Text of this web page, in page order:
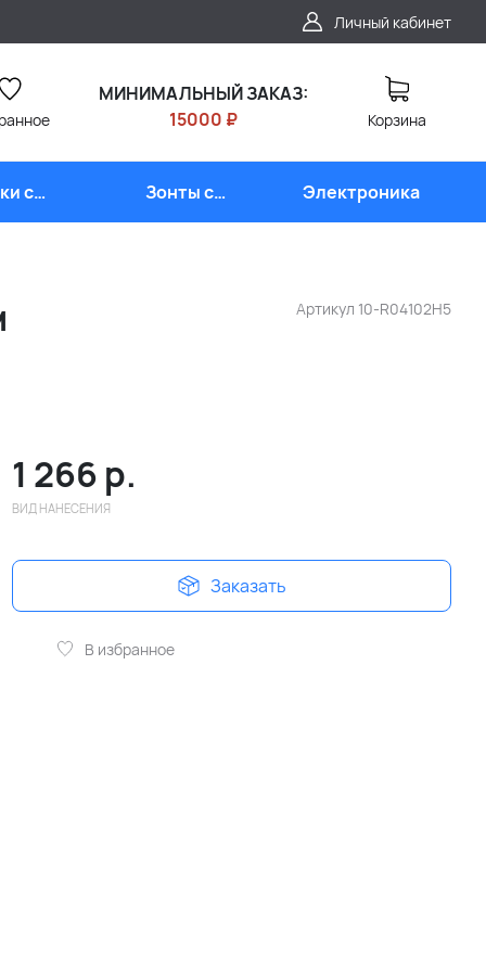
Личный кабинет
МИНИМАЛЬНЫЙ ЗАКАЗ:
15000 ₽
Корзина
с
Зонты с
логотипом
Электроника
Артикул 10-R04102H5
1 266 р.
ВИД НАНЕСЕНИЯ
Заказать
В избранное